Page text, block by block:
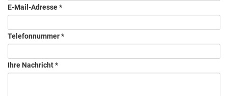
E-Mail-Adresse*
Telefonnummer*
Ihre Nachricht*